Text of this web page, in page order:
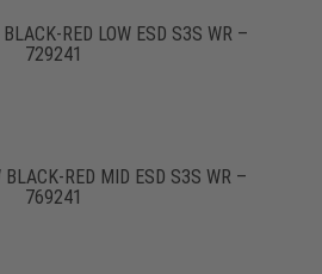
RED LOW ESD S3S WR –
729241
RED MID ESD S3S WR –
769241